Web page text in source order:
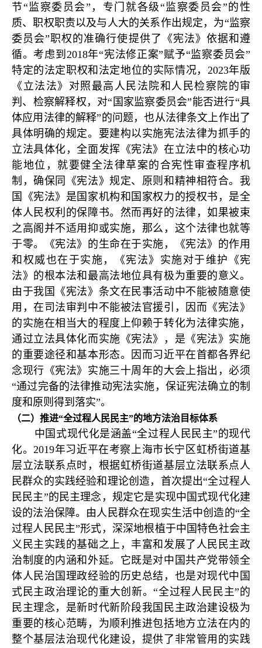
节“监察委员会”，专门就各级“监察委员会”的性
质、职权职责以及与人大的关系作出规定，为“监察
委员会”职权的准确行使提供了《宪法》依据和遵
循。考虑到2018年“宪法修正案”赋予“监察委员会”
特定的法定职权和法定地位的实际情况，2023年版
《立法法》对照最高人民法院和人民检察院的审
判、检察解释权，对“国家监察委员会”能否进行“具
体应用法律的解释”的问题，也从法律条文上作出了
具体明确的规定。要建构以实施宪法法律为抓手的
立法具体化，全面发挥《宪法》在立法中的核心功
能地位，就要健全法律草案的合宪性审查程序机
制，确保同《宪法》规定、原则和精神相符合。我
国《宪法》是国家机构和国家权力的授权书，是全
体人民权利的保障书。然而再好的法律，如果被束
之高阁并不适用抑或实施，那么，这个法律也就等
于零。《宪法》的生命在于实施，《宪法》的作用
和权威也在于实施，《宪法》实施对于维护《宪
法》的根本法和最高法地位具有极为重要的意义。
由于我国《宪法》条文在民事活动中不能被随意使
用，在司法审判中不能被法官援引，因而《宪法》
的实施在相当大的程度上仰赖于转化为法律实施，
通过立法具体化而实施《宪法》，是《宪法》实施
的重要途径和基本形态。因而习近平在首都各界纪
念现行《宪法》实施三十周年的大会上指出，必须
“通过完备的法律推动宪法实施，保证宪法确立的制
度和原则得到落实”。
（二）推进“全过程人民民主”的地方法治目标体系
中国式现代化是涵盖“全过程人民民主”的现代
化。2019年习近平在考察上海市长宁区虹桥街道基
层立法联系点时，根据虹桥街道基层立法联系点人
民群众的实践经验和理论创造，首次提出“全过程人
民民主”的民主理念，规定它是实现中国式现代化建
设的法治保障。由人民群众在现实生活中创造的“全
过程人民民主”形式，深深地根植于中国特色社会主
义民主实践的基础之上，丰富和发展了人民民主政
治制度的内涵和外延。它既是对中国共产党带领全
体人民治国理政经验的历史总结，也是对现代中国
式民主政治理论的重大创新。“全过程人民民主”的
民主理念，是新时代新阶段我国民主政治建设极为
重要的核心范畴，为顺利推进包括地方立法在内的
整个基层法治现代化建设，提供了非常管用的实践